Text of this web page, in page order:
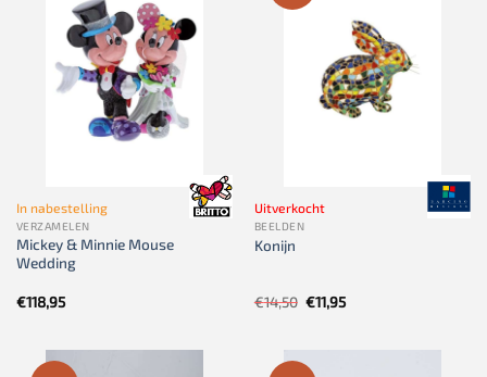
In nabestelling
VERZAMELEN
Mickey & Minnie Mouse
Wedding
€118,95
Uitverkocht
BEELDEN
Konijn
€14,50 Oorspronkelijke
prijs
€11,95Huidige